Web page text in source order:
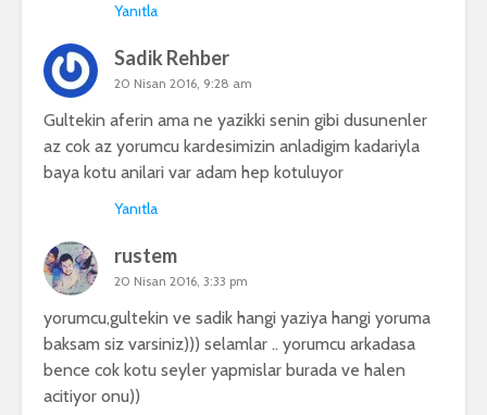
Yanıtla
Sadik Rehber
20 Nisan 2016, 9:28 am
Gultekin aferin ama ne yazikki senin gibi dusunenler
az cok az yorumcu kardesimizin anladigim kadariyla
baya kotu anilari var adam hep kotuluyor
Yanıtla
rustem
20 Nisan 2016, 3:33 pm
yorumcu,gultekin ve sadik hangi yaziya hangi yoruma
baksam siz varsiniz))) selamlar .. yorumcu arkadasa
bence cok kotu seyler yapmislar burada ve halen
acitiyor onu))